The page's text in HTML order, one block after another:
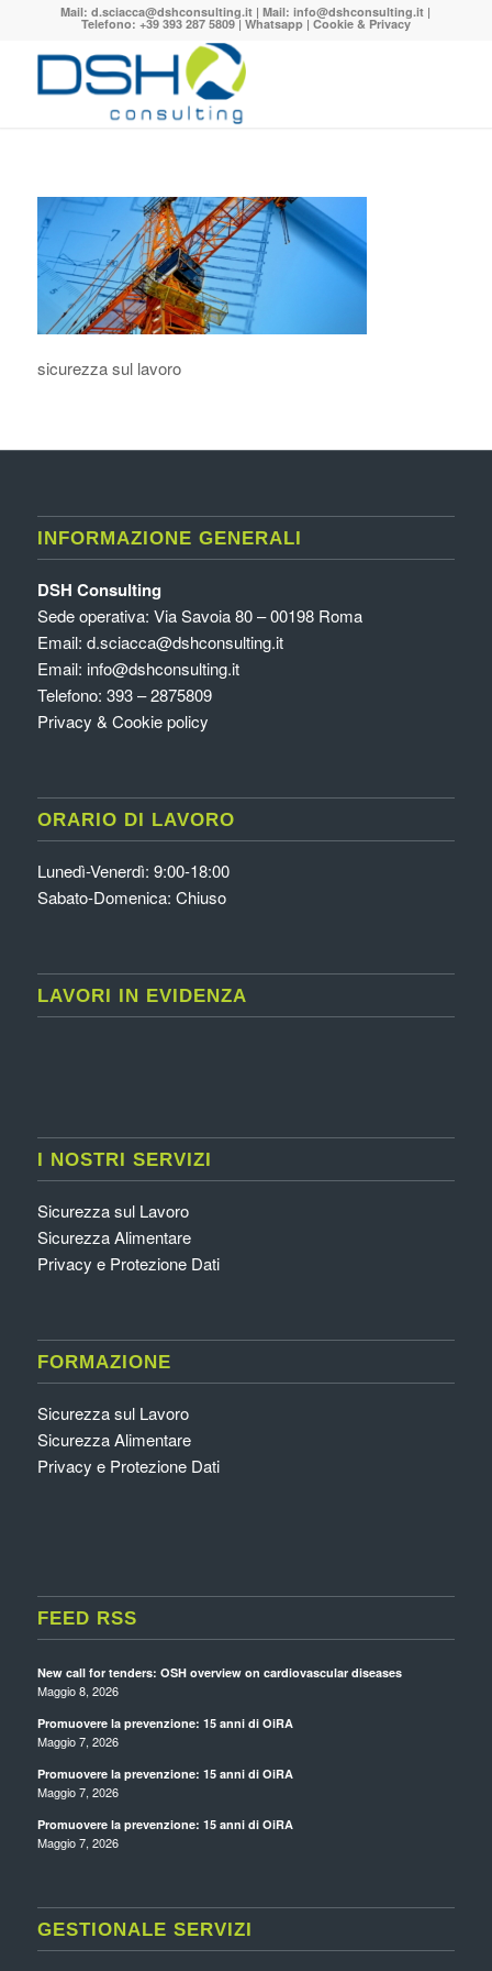
Mail:d.sciacca@dshconsulting.it | Mail:info@dshconsulting.it |
Telefono: +39 393 287 5809 | Whatsapp| Cookie & Privacy
sicurezza sul lavoro
INFORMAZIONE GENERALI
DSH Consulting
Sede operativa: Via Savoia 80 – 00198 Roma
Email: d.sciacca@dshconsulting.it
Email: info@dshconsulting.it
Telefono: 393 – 2875809
Privacy & Cookie policy
ORARIO DI LAVORO
Lunedì-Venerdì: 9:00-18:00
Sabato-Domenica: Chiuso
LAVORI IN EVIDENZA
I NOSTRI SERVIZI
Sicurezza sul Lavoro
Sicurezza Alimentare
Privacy e Protezione Dati
FORMAZIONE
Sicurezza sul Lavoro
Sicurezza Alimentare
Privacy e Protezione Dati
FEED RSS
New call for tenders: OSH overview on cardiovascular diseases
Maggio 8, 2026
Promuovere la prevenzione: 15 anni di OiRA
Maggio 7, 2026
Promuovere la prevenzione: 15 anni di OiRA
Maggio 7, 2026
Promuovere la prevenzione: 15 anni di OiRA
Maggio 7, 2026
GESTIONALE SERVIZI